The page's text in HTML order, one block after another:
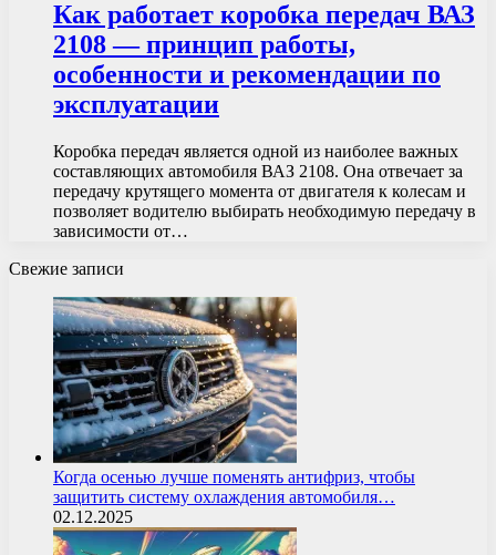
Как работает коробка передач ВАЗ
2108 — принцип работы,
особенности и рекомендации по
эксплуатации
Коробка передач является одной из наиболее важных
составляющих автомобиля ВАЗ 2108. Она отвечает за
передачу крутящего момента от двигателя к колесам и
позволяет водителю выбирать необходимую передачу в
зависимости от…
Свежие записи
Когда осенью лучше поменять антифриз, чтобы
защитить систему охлаждения автомобиля…
02.12.2025